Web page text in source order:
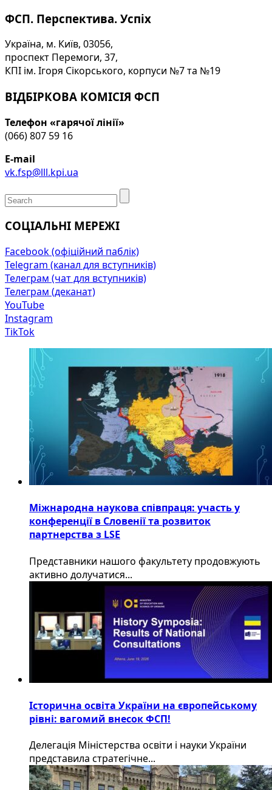
ФСП. Перспектива. Успіх
Україна, м. Київ, 03056,
проспект Перемоги, 37,
КПІ ім. Ігоря Сікорського, корпуси №7 та №19
ВІДБІРКОВА КОМІСІЯ ФСП
Телефон «гарячої лінії»
(066) 807 59 16
E-mail
vk.fsp@lll.kpi.ua
СОЦІАЛЬНІ МЕРЕЖІ
Facebook (офіційний паблік)
Telegram (канал для вступників)
Телеграм (чат для вступників)
Телеграм (деканат)
YouTube
Instagram
TikTok
Міжнародна наукова співпраця: участь у
конференції в Словенії та розвиток
партнерства з LSE
​Представники нашого факультету продовжують
активно долучатися...
Історична освіта України на європейському
рівні: вагомий внесок ФСП!
Делегація Міністерства освіти і науки України
представила стратегічне...